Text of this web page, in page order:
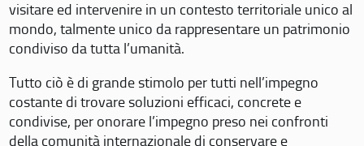
visitare ed intervenire in un contesto territoriale unico al
mondo, talmente unico da rappresentare un patrimonio
condiviso da tutta l’umanità.
Tutto ciò è di grande stimolo per tutti nell’impegno
costante di trovare soluzioni efficaci, concrete e
condivise, per onorare l’impegno preso nei confronti
della comunità internazionale di conservare e